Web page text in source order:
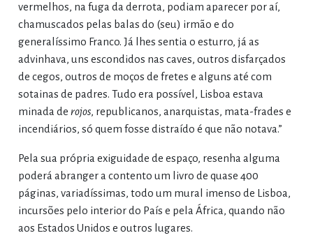
vermelhos, na fuga da derrota, podiam aparecer por aí,
chamuscados pelas balas do (seu) irmão e do
generalíssimo Franco. Já lhes sentia o esturro, já as
advinhava, uns escondidos nas caves, outros disfarçados
de cegos, outros de moços de fretes e alguns até com
sotainas de padres. Tudo era possível, Lisboa estava
minada de rojos, republicanos, anarquistas, mata-frades e
incendiários, só quem fosse distraído é que não notava.”
Pela sua própria exiguidade de espaço, resenha alguma
poderá abranger a contento um livro de quase 400
páginas, variadíssimas, todo um mural imenso de Lisboa,
incursões pelo interior do País e pela África, quando não
aos Estados Unidos e outros lugares.